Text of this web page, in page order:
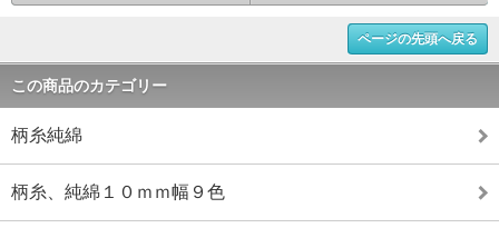
ページの先頭へ戻る
この商品のカテゴリー
柄糸純綿
柄糸、純綿１０ｍｍ幅９色